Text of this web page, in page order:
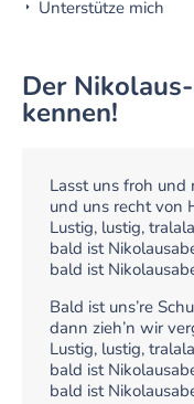
Unterstütze mich
Der
kennen!
Lasst uns froh und
und uns recht von
Lustig, lustig,
bald ist
bald ist
Bald ist uns’re
dann zieh’n wir
Lustig, lustig,
bald ist
bald ist